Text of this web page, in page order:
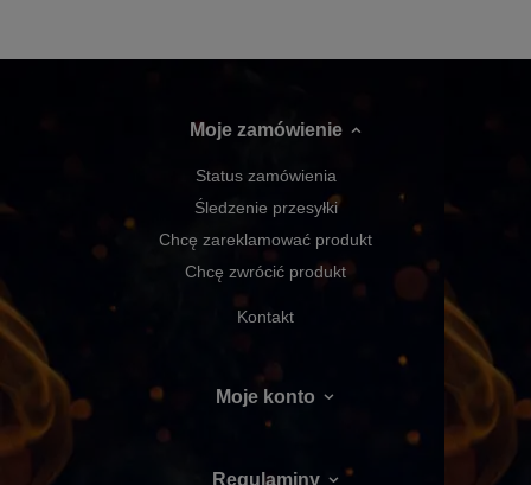
Moje zamówienie
Status zamówienia
Śledzenie przesyłki
Chcę zareklamować produkt
Chcę zwrócić produkt
Kontakt
Moje konto
Regulaminy